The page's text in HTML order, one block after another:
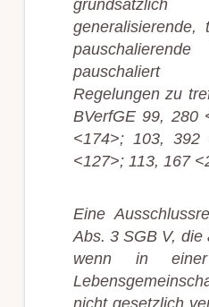
generalisierende,
pauschaliert
Regelungen zu
BVerfGE 99, 280
<174>; 103, 392
<127>; 113, 167
Eine
Abs. 3 SGB V, die
wenn in einer
nicht gesetzlich